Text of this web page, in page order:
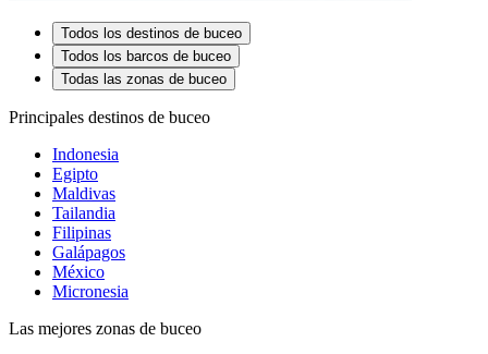
Todos los destinos de buceo
Todos los barcos de buceo
Todas las zonas de buceo
Principales destinos de buceo
Indonesia
Egipto
Maldivas
Tailandia
Filipinas
Galápagos
México
Micronesia
Las mejores zonas de buceo